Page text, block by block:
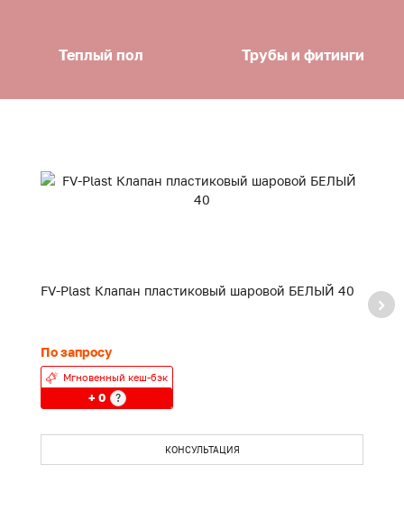
Теплый пол Трубы и фитинги
FV-Plast Клапан пластиковый шаровой БЕЛЫЙ 40
По запросу
Мгновенный кеш-бэк
+ 0 ?
КОНСУЛЬТАЦИЯ